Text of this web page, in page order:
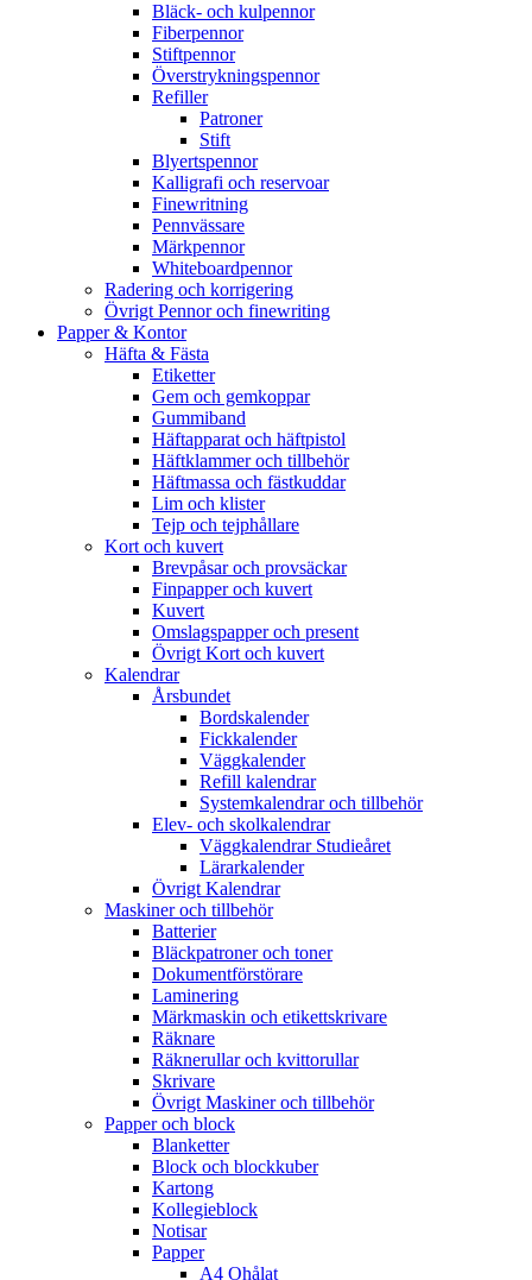
Bläck- och kulpennor
Fiberpennor
Stiftpennor
Överstrykningspennor
Refiller
Patroner
Stift
Blyertspennor
Kalligrafi och reservoar
Finewritning
Pennvässare
Märkpennor
Whiteboardpennor
Radering och korrigering
Övrigt Pennor och finewriting
Papper & Kontor
Häfta & Fästa
Etiketter
Gem och gemkoppar
Gummiband
Häftapparat och häftpistol
Häftklammer och tillbehör
Häftmassa och fästkuddar
Lim och klister
Tejp och tejphållare
Kort och kuvert
Brevpåsar och provsäckar
Finpapper och kuvert
Kuvert
Omslagspapper och present
Övrigt Kort och kuvert
Kalendrar
Årsbundet
Bordskalender
Fickkalender
Väggkalender
Refill kalendrar
Systemkalendrar och tillbehör
Elev- och skolkalendrar
Väggkalendrar Studieåret
Lärarkalender
Övrigt Kalendrar
Maskiner och tillbehör
Batterier
Bläckpatroner och toner
Dokumentförstörare
Laminering
Märkmaskin och etikettskrivare
Räknare
Räknerullar och kvittorullar
Skrivare
Övrigt Maskiner och tillbehör
Papper och block
Blanketter
Block och blockkuber
Kartong
Kollegieblock
Notisar
Papper
A4 Ohålat